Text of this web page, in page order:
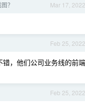
Mar 17, 2022
？
Feb 25, 2022
，他们公司业务线的前端
Feb 25, 2022